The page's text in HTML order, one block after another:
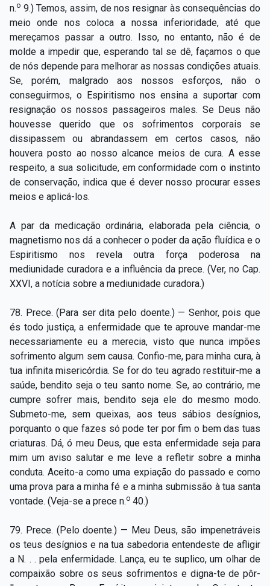
Capítulo XXV — Buscai e achareis ▸
Capítulo XXVI — Dai gratuitamente o que
gratuitamente recebestes
▸
Capítulo XXVII — Pedi e obtereis
Capítulo XXVIII — Coletânea de preces espíritas ▸
n.o 9.) Temos, assim, de nos resignar às consequências do
meio onde nos coloca a nossa inferioridade, até que
mereçamos passar a outro. Isso, no entanto, não é de
molde a impedir que, esperando tal se dê, façamos o que
de nós depende para melhorar as nossas condições atuais.
Se, porém, malgrado aos nossos esforços, não o
conseguirmos, o Espiritismo nos ensina a suportar com
resignação os nossos passageiros males. Se Deus não
houvesse querido que os sofrimentos corporais se
dissipassem ou abrandassem em certos casos, não
houvera posto ao nosso alcance meios de cura. A esse
respeito, a sua solicitude, em conformidade com o instinto
de conservação, indica que é dever nosso procurar esses
meios e aplicá-los.
A par da medicação ordinária, elaborada pela ciência, o
magnetismo nos dá a conhecer o poder da ação fluídica e o
Espiritismo nos revela outra força poderosa na
mediunidade curadora e a influência da prece. (Ver, no Cap.
XXVI, a notícia sobre a mediunidade curadora.)
78. Prece. (Para ser dita pelo doente.) — Senhor, pois que
és todo justiça, a enfermidade que te aprouve mandar-me
necessariamente eu a merecia, visto que nunca impões
sofrimento algum sem causa. Confio-me, para minha cura, à
tua infinita misericórdia. Se for do teu agrado restituir-me a
saúde, bendito seja o teu santo nome. Se, ao contrário, me
cumpre sofrer mais, bendito seja ele do mesmo modo.
Submeto-me, sem queixas, aos teus sábios desígnios,
porquanto o que fazes só pode ter por fim o bem das tuas
criaturas. Dá, ó meu Deus, que esta enfermidade seja para
mim um aviso salutar e me leve a refletir sobre a minha
conduta. Aceito-a como uma expiação do passado e como
uma prova para a minha fé e a minha submissão à tua santa
vontade. (Veja-se a prece n.o 40.)
79. Prece. (Pelo doente.) — Meu Deus, são impenetráveis
os teus desígnios e na tua sabedoria entendeste de afligir
a N. . . pela enfermidade. Lança, eu te suplico, um olhar de
compaixão sobre os seus sofrimentos e digna-te de pôr-